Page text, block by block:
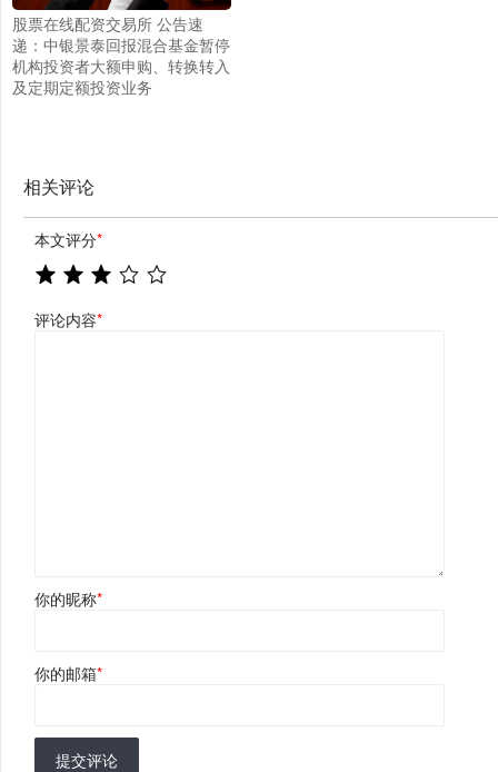
股票在线配资交易所 公告速
递：中银景泰回报混合基金暂停
机构投资者大额申购、转换转入
及定期定额投资业务
相关评论
本文评分*
评论内容*
你的昵称*
你的邮箱*
提交评论